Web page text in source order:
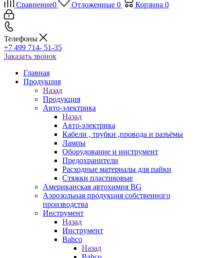
Сравнение0 Отложенные 0 Корзина 0
Телефоны
+7 499 714- 51-35
Заказать звонок
Главная
Продукция
Назад
Продукция
Авто-электрика
Назад
Авто-электрика
Кабели , трубки ,провода и разъёмы
Лампы
Оборудование и инструмент
Предохранители
Расходные материалы для пайки
Стяжки пластиковые
Американская автохимия BG
Аэрозольная продукция собственного
производства
Инструмент
Назад
Инструмент
Bahco
Назад